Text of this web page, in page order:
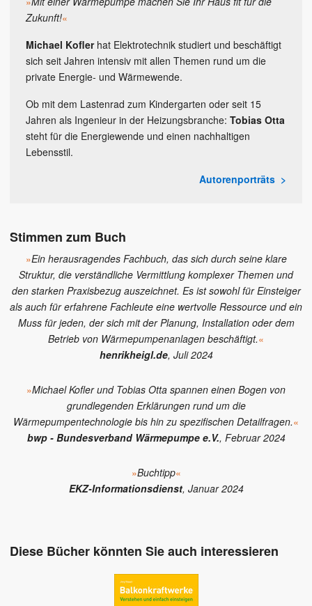
Zukunft!«
Michael Koflerhat Elektrotechnik studiert und beschäftigt
sich seit Jahren intensiv mit allen Themen rund um die
private Energie- und Wärmewende.
Ob mit dem Lastenrad zum Kindergarten oder seit 15
Jahren als Ingenieur in der Heizungsbranche: Tobias Otta
steht für die Energiewende und einen nachhaltigen
Lebensstil.
Autorenporträts
Stimmen zum Buch
»Ein herausragendes Fachbuch, das sich durch seine klare
Struktur, die verständliche Vermittlung komplexer Themen und
den starken Praxisbezug auszeichnet. Es ist sowohl für Einsteiger
als auch für erfahrene Fachleute eine wertvolle Ressource und ein
Muss für jeden, der sich mit der Planung, Installation oder dem
Betrieb von Wärmepumpenanlagen beschäftigt.«
henrikheigl.de, Juli 2024
»Michael Kofler und Tobias Otta spannen einen Bogen von
grundlegenden Erklärungen rund um die
Wärmepumpentechnologie bis hin zu spezifischen Detailfragen.«
bwp - Bundesverband Wärmepumpe e.V., Februar 2024
»Buchtipp«
EKZ-Informationsdienst, Januar 2024
Diese Bücher könnten Sie auch interessieren